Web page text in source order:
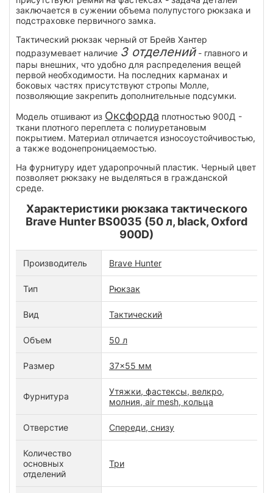
заключается в сужении объема полупустого рюкзака и
подстраховке первичного замка.
Тактический рюкзак черный от Брейв Хантер
подразумевает наличие 3 отделений- главного и
пары внешних, что удобно для распределения вещей
первой необходимости. На последних карманах и
боковых частях присутствуют стропы Молле,
позволяющие закрепить дополнительные подсумки.
Модель отшивают из Оксфорда плотностью 900Д -
ткани плотного переплета с полиуретановым
покрытием. Материал отличается износоустойчивостью,
а также водонепроницаемостью.
На фурнитуру идет ударопрочный пластик. Черный цвет
позволяет рюкзаку не выделяться в гражданской
среде.
Характеристики рюкзака тактического
Brave Hunter BS0035 (50 л, black, Oxford
900D)
Производитель Brave Hunter
Тип Рюкзак
Вид Тактический
Объем 50 л
Размер 37x55 мм
Фурнитура
Утяжки, фастексы, велкро,
молния, air mesh, кольца
Отверстие Спереди, снизу
Количество
основных
отделений
Три